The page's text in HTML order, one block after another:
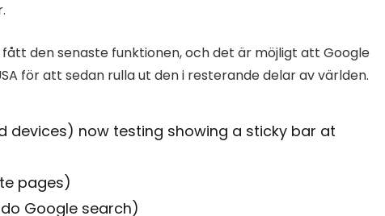
den senaste funktionen, och det är möjligt att Google
för att sedan rulla ut den i resterande delar av världen.
devices) now testing showing a sticky bar at
pages)
Google search)